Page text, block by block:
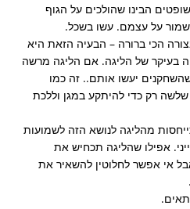
הבינו שהולכים על הגוף
על עצמם. עשו בשכל.
הכי ברורה – הבעיה הזאת היא
בעיקר של הליגה. אם הליגה מרשה
יעשו אותם.. זה כמו
שלשה רק כדי להיתקע במגן וללכת
מהליגה לנושא הזה לשמועות
אפילו שהליגה תכחיש את
אי אפשר לחלוטין להשאיר את